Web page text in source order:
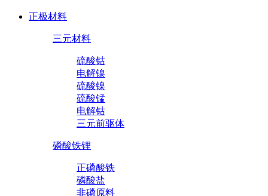
正极材料
三元材料
硫酸钴
电解镍
硫酸镍
硫酸锰
电解钴
三元前驱体
磷酸铁锂
正磷酸铁
磷酸盐
非磷原料